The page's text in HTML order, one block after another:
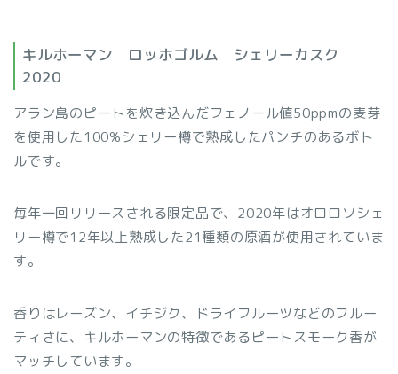
キルホーマン ロッホゴルム シェリーカスク
2020
アラン島のピートを炊き込んだフェノール値50ppmの麦芽
を使用した100%シェリー樽で熟成したパンチのあるボト
ルです。
毎年一回リリースされる限定品で、2020年はオロロソシェ
リー樽で12年以上熟成した21種類の原酒が使用されていま
す。
香りはレーズン、イチジク、ドライフルーツなどのフルー
ティさに、キルホーマンの特徴であるピートスモーク香が
マッチしています。